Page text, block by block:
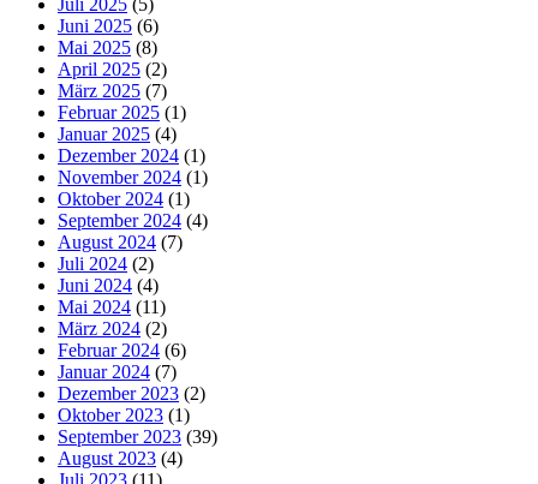
Juli 2025 (5)
Juni 2025 (6)
Mai 2025 (8)
April 2025 (2)
März 2025 (7)
Februar 2025 (1)
Januar 2025 (4)
Dezember 2024 (1)
November 2024 (1)
Oktober 2024 (1)
September 2024 (4)
August 2024 (7)
Juli 2024 (2)
Juni 2024 (4)
Mai 2024 (11)
März 2024 (2)
Februar 2024 (6)
Januar 2024 (7)
Dezember 2023 (2)
Oktober 2023 (1)
September 2023 (39)
August 2023 (4)